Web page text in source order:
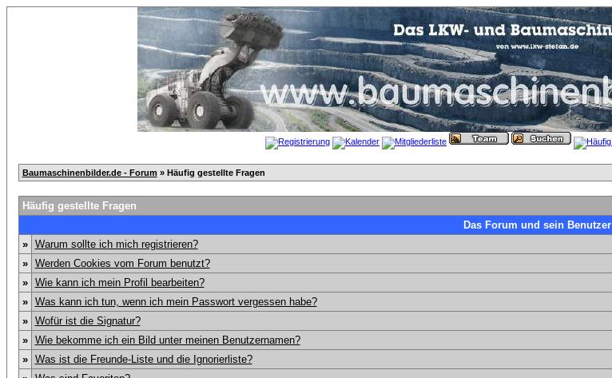
Baumaschinenbilder.de - Forum » Häufig gestellte Fragen
Häufig gestellte Fragen
Das Forum und sein Benutzer
»
Warum sollte ich mich registrieren?
»
Werden Cookies vom Forum benutzt?
»
Wie kann ich mein Profil bearbeiten?
»
Was kann ich tun, wenn ich mein Passwort vergessen habe?
»
Wofür ist die Signatur?
»
Wie bekomme ich ein Bild unter meinen Benutzernamen?
»
Was ist die Freunde-Liste und die Ignorierliste?